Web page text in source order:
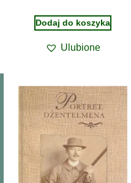
Dodaj do koszyka
Ulubione